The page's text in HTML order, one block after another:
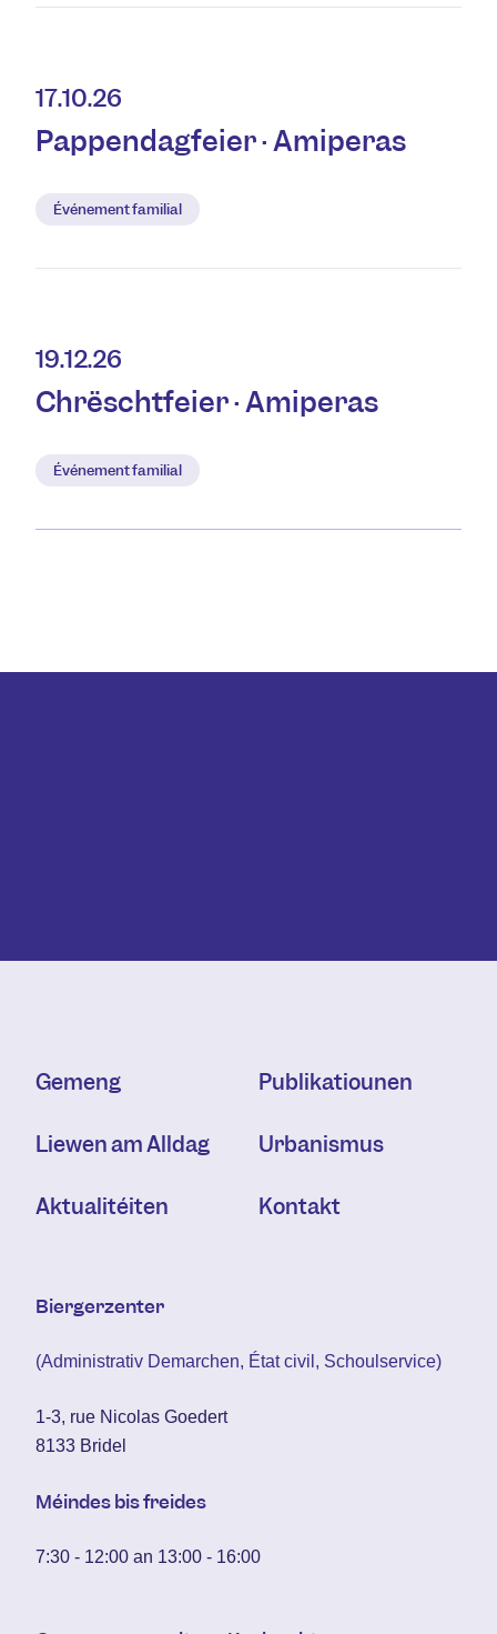
17.10.26
Pappendagfeier · Amiperas
Événement familial
19.12.26
Chrëschtfeier · Amiperas
Événement familial
Gemeng
Liewen am Alldag
Aktualitéiten
Publikatiounen
Urbanismus
Kontakt
Biergerzenter
(Administrativ Demarchen, État civil, Schoulservice)
1-3, rue Nicolas Goedert
8133 Bridel
Méindes bis freides
7:30 - 12:00 an 13:00 - 16:00